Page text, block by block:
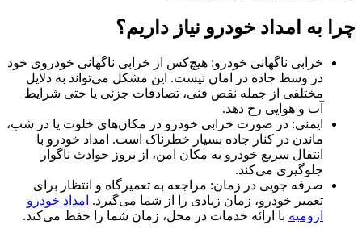
چرا به امداد خودرو نیاز داریم؟
خرابی ناگهانی خودرو: هیچ‌کس از خرابی ناگهانی خودروی خود
در وسط جاده در امان نیست. این مشکل می‌تواند به دلایل
مختلفی از جمله نقص فنی، تصادفات جزئی یا حتی شرایط
آب و هوایی رخ دهد.
ایمنی: در صورت خرابی خودرو در مکان‌های خلوت یا در شب،
ماندن در کنار جاده بسیار خطرناک است. امداد خودرو با
انتقال سریع خودرو به مکان امن، از بروز حوادث ناگوار
جلوگیری می‌کند.
صرفه جویی در زمان: مراجعه به تعمیرگاه و انتظار برای
تعمیر خودرو، زمان زیادی را از شما می‌گیرد. امداد خودرو
ارومیه با ارائه خدمات در محل، زمان شما را حفظ می‌کند.